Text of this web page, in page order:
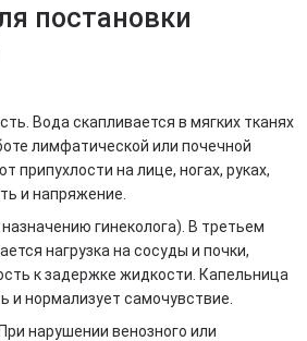
постановки
Вода скапливается в мягких тканях
лимфатической или почечной
припухлости на лице, ногах, руках,
и напряжение.
гинеколога). В третьем
нагрузка на сосуды и почки,
к задержке жидкости. Капельница
и нормализует самочувствие.
нарушении венозного или